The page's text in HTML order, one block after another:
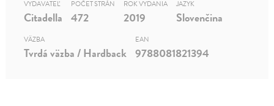
VYDAVATEĽ
Citadella
POČET STRÁN
472
ROK VYDANIA
2019
JAZYK
Slovenčina
VÄZBA
Tvrdá väzba / Hardback
EAN
9788081821394